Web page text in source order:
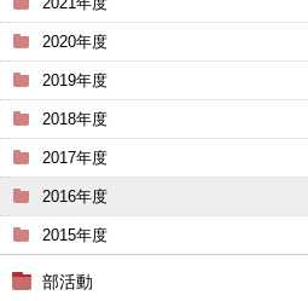
2020年度
2019年度
2018年度
2017年度
2016年度
2015年度
部活動